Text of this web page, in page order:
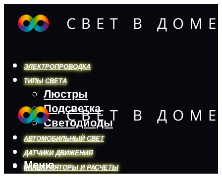
ЭЛЕКТРОПРОВОДКА
ТИПЫ СВЕТА
Люстры
Подсветка
Светодиоды
АВТОМОБИЛЬНЫЙ СВЕТ
ДАТЧИКИ ДВИЖЕНИЯ
КАЛЬКУЛЯТОРЫ И РАСЧЕТЫ
Меню